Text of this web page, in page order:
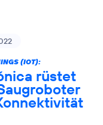
(IOT):
rüstet